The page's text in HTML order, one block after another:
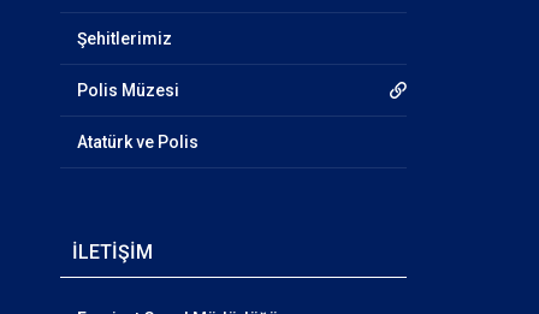
Şehitlerimiz
Polis Müzesi
Atatürk ve Polis
İLETİŞİM